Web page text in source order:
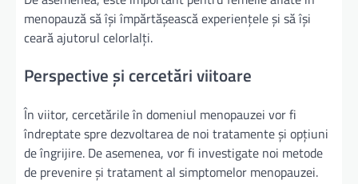
menopauză să își împărtășească experiențele și să își
ceară ajutorul celorlalți.
Perspective și cercetări viitoare
În viitor, cercetările în domeniul menopauzei vor fi
îndreptate spre dezvoltarea de noi tratamente și opțiuni
de îngrijire. De asemenea, vor fi investigate noi metode
de prevenire și tratament al simptomelor menopauzei.